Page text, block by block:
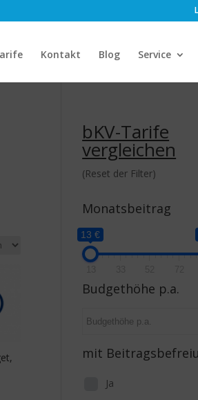
Kontakt Blog Service
bKV-Tarife
vergleichen
(Reset der Filter)
Monatsbeitrag
13 €
Budgethöhe p.a.
mit
Ja